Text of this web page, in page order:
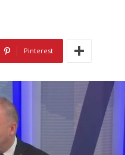
Pinterest